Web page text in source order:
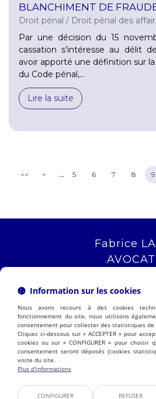
BLANCHIMENT DE
Droit pénal / Droit pénal des
Par une décision du 15
cassation s’intéresse au délit
avoir apporté une définition sur la
du Code pénal,...
Lire la suite
<< < ... 5 6 7 8 9
Fabrice
AVOCAT
13006
NOUS
PRÉSENTATION
ACTUALITÉS
PLAN DU SITE
Information sur les cookies
Nous avons recours à des cookies
fonctionnement du site, nous utilisons
consentement pour collecter des statistiques de
Cliquez ci-dessous sur « ACCEPTER » pour
cookies ou sur « CONFIGURER » pour choisir
consentement seront déposés (cookies
visite du site.
Plus d'informations
CONFIGURER REFUSER